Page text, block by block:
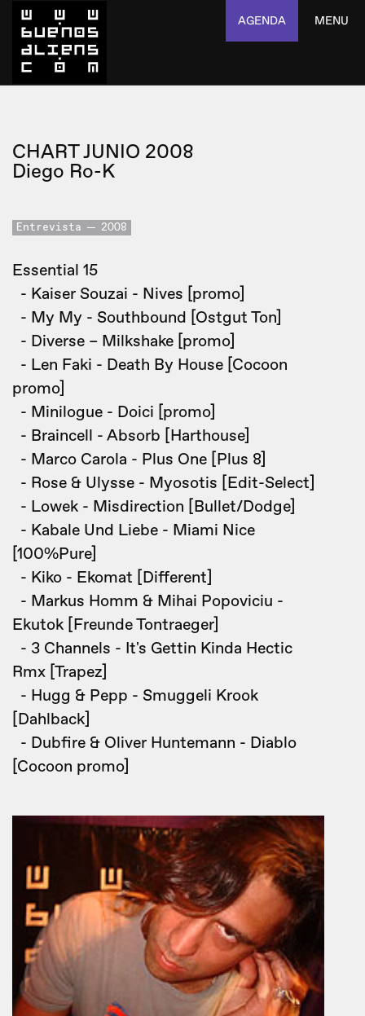
AGENDA MENU
CHART JUNIO 2008
Diego Ro-K
Entrevista 2008
Essential 15
- Kaiser Souzai - Nives [promo]
- My My - Southbound [Ostgut Ton]
- Diverse – Milkshake [promo]
- Len Faki - Death By House [Cocoon
promo]
- Minilogue - Doici [promo]
- Braincell - Absorb [Harthouse]
- Marco Carola - Plus One [Plus 8]
- Rose & Ulysse - Myosotis [Edit-Select]
- Lowek - Misdirection [Bullet/Dodge]
- Kabale Und Liebe - Miami Nice
[100%Pure]
- Kiko - Ekomat [Different]
- Markus Homm & Mihai Popoviciu -
Ekutok [Freunde Tontraeger]
- 3 Channels - It's Gettin Kinda Hectic
Rmx [Trapez]
- Hugg & Pepp - Smuggeli Krook
[Dahlback]
- Dubfire & Oliver Huntemann - Diablo
[Cocoon promo]